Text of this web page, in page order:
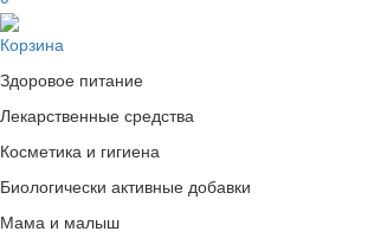
Корзина
Здоровое питание
Лекарственные средства
Косметика и гигиена
Биологически активные добавки
Мама и малыш